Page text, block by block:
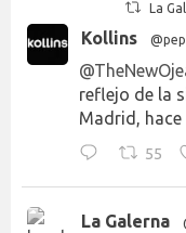
La
Kollins
reflejo de la
Madrid,
55
La Galerna